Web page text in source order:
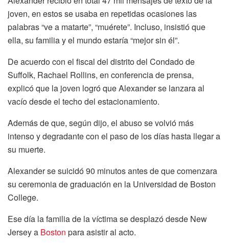
joven, en estos se usaba en repetidas ocasiones las
palabras “ve a matarte”, “muérete”. Incluso, insistió que
ella, su familia y el mundo estaría “mejor sin él”.
De acuerdo con el fiscal del distrito del Condado de
Suffolk, Rachael Rollins, en conferencia de prensa,
explicó que la joven logró que Alexander se lanzara al
vacío desde el techo del estacionamiento.
Además de que, según dijo, el abuso se volvió más
intenso y degradante con el paso de los días hasta llegar a
su muerte.
Alexander se suicidó 90 minutos antes de que comenzara
su ceremonia de graduación en la Universidad de Boston
College.
Ese día la familia de la víctima se desplazó desde New
Jersey a Boston para asistir al acto.